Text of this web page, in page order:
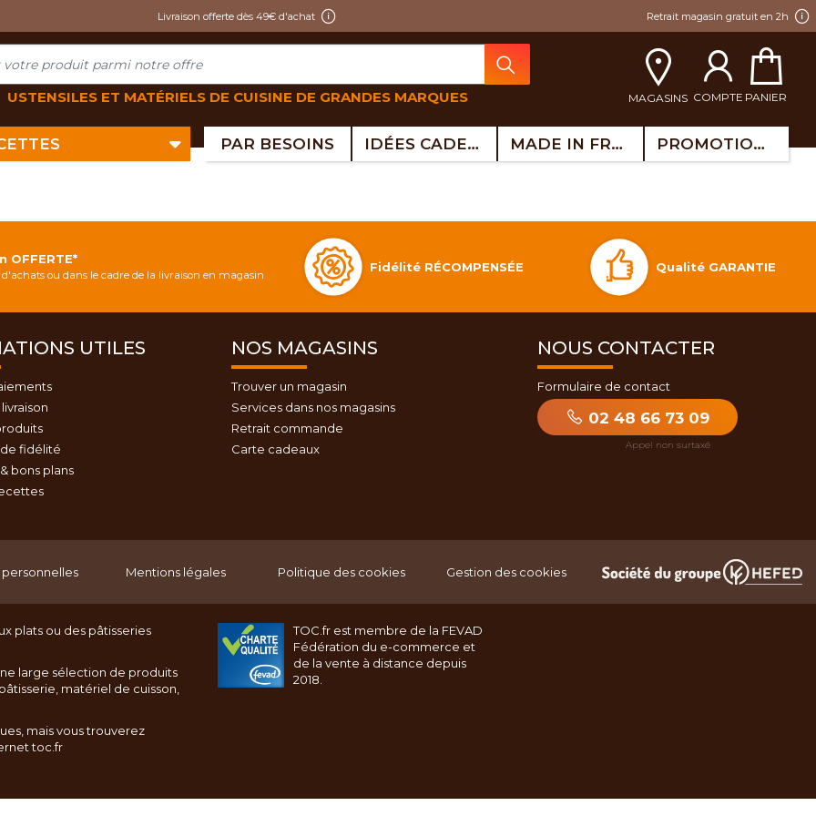
Livraison offerte dès 49€ d'achat Retrait magasin gratuit en 2h
USTENSILES ET MATÉRIELS DE CUISINE DE GRANDES MARQUES MAGASINS COMPTE PANIER
PAR BESOINS IDÉES CADEAUX MADE IN FRANCE PROMOTIONS
OFFERTE*
ou dans le cadre de la livraison en magasin
Fidélité RÉCOMPENSÉE Qualité GARANTIE
UTILES
fidélité
bons plans
NOS MAGASINS
Trouver un magasin
Services dans nos magasins
Retrait commande
Carte cadeaux
NOUS CONTACTER
Formulaire de contact
02 48 66 73 09
Mentions légales Politique des cookies Gestion des cookies
plats ou des pâtisseries
large sélection de produits
matériel de cuisson,
mais vous trouverez
toc.fr
TOC.fr est membre de la FEVAD
Fédération du e-commerce et
de la vente à distance depuis
2018.